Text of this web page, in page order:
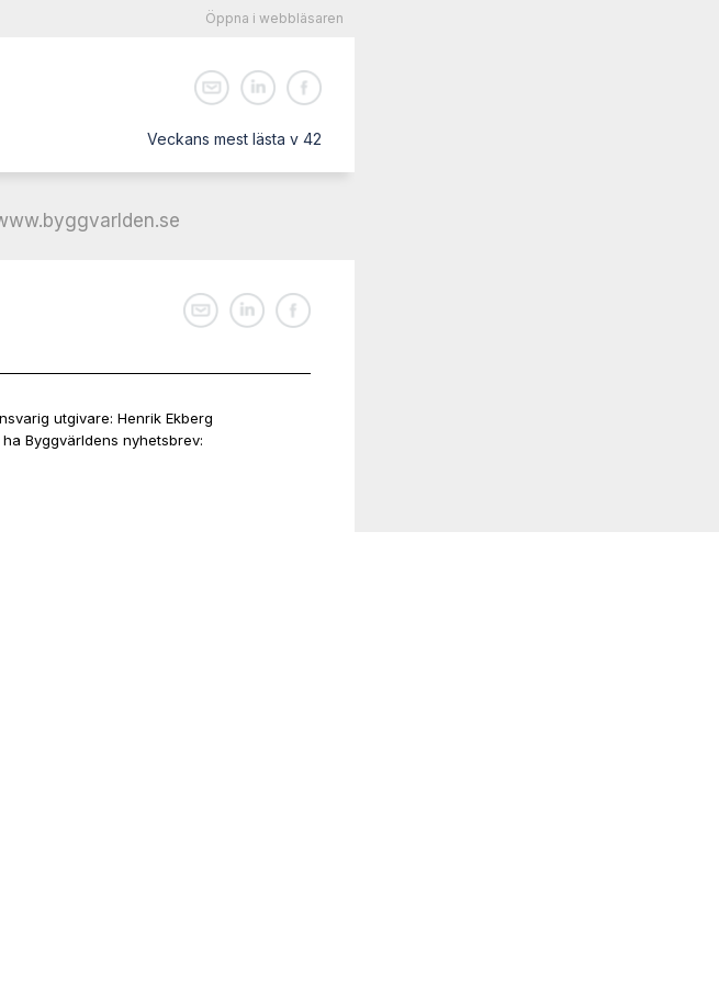
Öppna i webbläsaren
Veckans mest lästa v 42
utgivare: Henrik Ekberg
Byggvärldens nyhetsbrev: